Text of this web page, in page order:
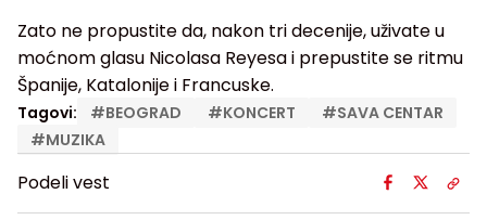
Zato ne propustite da, nakon tri decenije, uživate u
moćnom glasu Nicolasa Reyesa i prepustite se ritmu
Španije, Katalonije i Francuske.
Tagovi: #BEOGRAD #KONCERT #SAVA CENTAR
#MUZIKA
Podeli vest